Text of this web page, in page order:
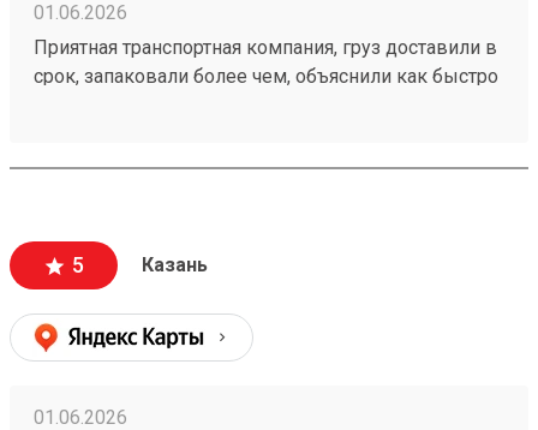
01.06.2026
Приятная транспортная компания, груз доставили в
срок, запаковали более чем, объяснили как быстро
территорию, но я не уверен что в этом виноват
5 Казань
01.06.2026